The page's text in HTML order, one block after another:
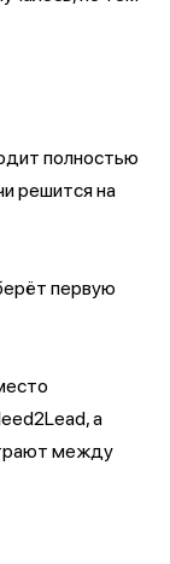
полностью
решится на
первую
а
между